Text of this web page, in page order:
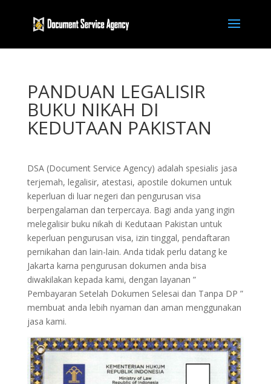
PANDUAN LEGALISIR
BUKU NIKAH DI
KEDUTAAN PAKISTAN
DSA (Document Service Agency) adalah spesialis jasa
terjemah, legalisir, atestasi, apostile dokumen untuk
keperluan di luar negeri dan pengurusan visa
berpengalaman dan terpercaya. Bagi anda yang ingin
melegalisir buku nikah di Kedutaan Pakistan untuk
keperluan pengurusan visa, izin tinggal, pendaftaran
pernikahan dan lain-lain. Anda tidak perlu datang ke
Jakarta karna pengurusan dokumen anda bisa
diwakilakan kepada kami, dengan layanan ”
Pembayaran Setelah Dokumen Selesai dan Tanpa DP ”
membuat anda lebih nyaman dan aman menggunakan
jasa kami.